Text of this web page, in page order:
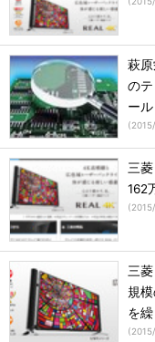
萩
の
ール
(
三
162
(
三
規
を
(